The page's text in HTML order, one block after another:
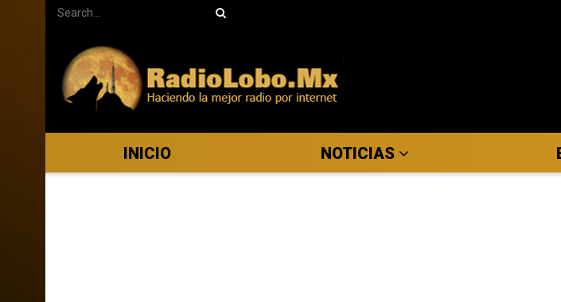
INICIO NOTICIAS